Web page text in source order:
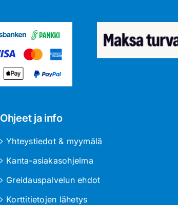
Ohjeet ja info
Yhteystiedot & myymälä
Kanta-asiakasohjelma
Greidauspalvelun ehdot
Korttitietojen lähetys